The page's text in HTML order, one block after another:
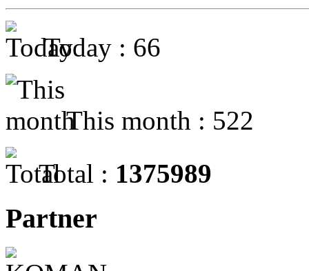
Today : 66
This month : 522
Total : 1375989
Partner